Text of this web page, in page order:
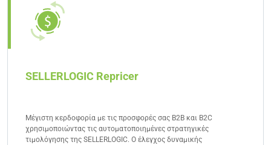
επιπλέον την εμπιστοσύνη των πελατών.
SELLERLOGIC Repricer
Μέγιστη κερδοφορία με τις προσφορές σας B2B και B2C
χρησιμοποιώντας τις αυτοματοποιημένες στρατηγικές
τιμολόγησης της SELLERLOGIC. Ο έλεγχος δυναμικής